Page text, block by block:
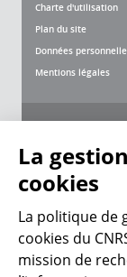
Charte d'utilisation
Plan du site
Données
Mentions légales
La
cookies
La politique de
cookies du
mission de